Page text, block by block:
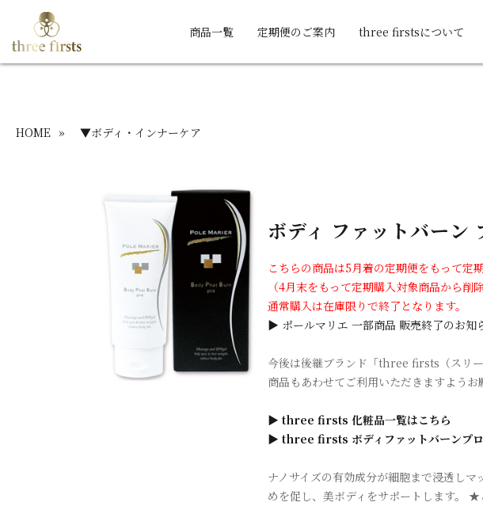
商品一覧 定期便のご案内 three firstsについて
HOME » ▼ボディ・インナーケア
ボディ ファットバーン
こちらの商品は5月着の定期便をもって定
（4月末をもって定期購入対象商品から削除
通常購入は在庫限りで終了となります。
▶ ポールマリエ 一部商品 販売終了のお知
今後は後継ブランド「three firsts（スリ
商品もあわせてご利用いただきますようお
▶ three firsts 化粧品一覧はこちら
▶ three firsts ボディファットバーンプ
ナノサイズの有効成分が細胞まで浸透し
めを促し、美ボディをサポートします。